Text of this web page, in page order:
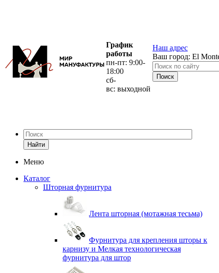
График
работы
пн-пт: 9:00-
18:00
сб-
вс: выходной
Наш адрес
Ваш город: El
Найти
Меню
Каталог
Шторная фурнитура
Лента шторная (мотажная тесьма)
Фурнитура для крепления шторы к
карнизу и Мелкая технологическая
фурнитура для штор